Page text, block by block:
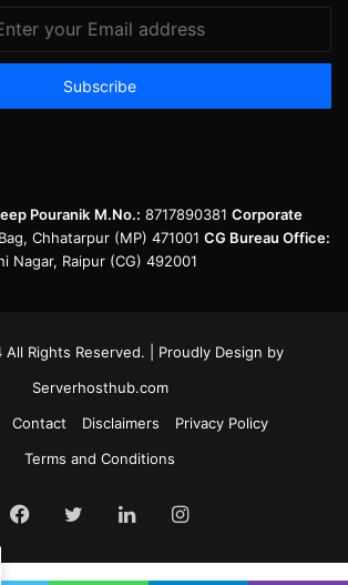
Pouranik M.No.: 8717890381 Corporate
Chhatarpur (MP) 471001 CG Bureau Office:
Nagar, Raipur (CG) 492001
Rights Reserved. | Proudly Design by
Serverhosthub.com
Contact Disclaimers
Privacy Policy
Terms and Conditions
Facebook
TwitterLinkedInInstagram